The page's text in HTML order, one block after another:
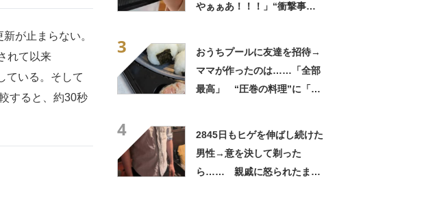
が止まらない。
れて以来
ている。そして
すると、約30秒
やぁぁあ！！！」“衝撃事
3
おうちプールに友達を招待→
ママが作ったのは……「全部
最高」 “圧巻の料理”に「う
4
2845日もヒゲを伸ばし続けた
男性→意を決して剃った
ら…… 親戚に怒られたまさ